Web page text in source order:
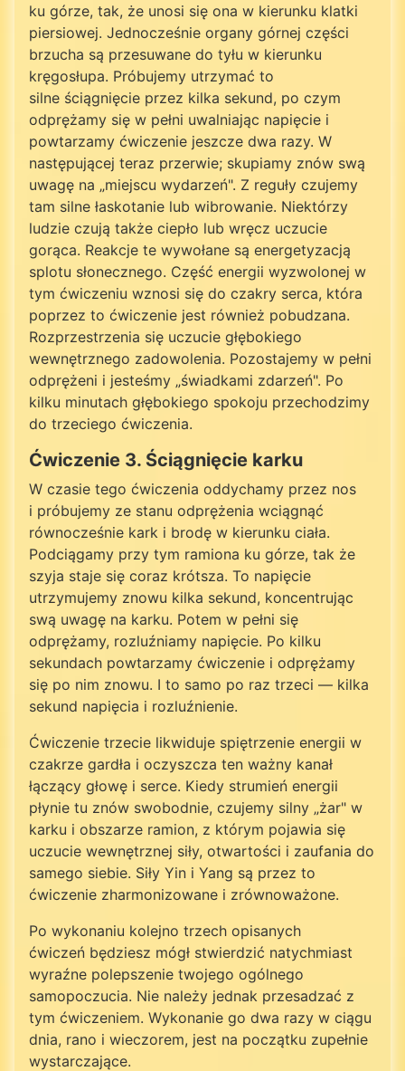
ku górze, tak, że unosi się ona w kierunku klatki
piersiowej. Jednocześnie organy górnej części
brzucha są przesuwane do tyłu w kierunku
kręgosłupa. Próbujemy utrzymać to
silne ściągnięcie przez kilka sekund, po czym
odprężamy się w pełni uwalniając napięcie i
powtarzamy ćwiczenie jeszcze dwa razy. W
następującej teraz przerwie; skupiamy znów swą
uwagę na „miejscu wydarzeń". Z reguły czujemy
tam silne łaskotanie lub wibrowanie. Niektórzy
ludzie czują także ciepło lub wręcz uczucie
gorąca. Reakcje te wywołane są energetyzacją
splotu słonecznego. Część energii wyzwolonej w
tym ćwiczeniu wznosi się do czakry serca, która
poprzez to ćwiczenie jest również pobudzana.
Rozprzestrzenia się uczucie głębokiego
wewnętrznego zadowolenia. Pozostajemy w pełni
odprężeni i jesteśmy „świadkami zdarzeń". Po
kilku minutach głębokiego spokoju przechodzimy
do trzeciego ćwiczenia.
Ćwiczenie 3. Ściągnięcie karku
W czasie tego ćwiczenia oddychamy przez nos
i próbujemy ze stanu odprężenia wciągnąć
równocześnie kark i brodę w kierunku ciała.
Podciągamy przy tym ramiona ku górze, tak że
szyja staje się coraz krótsza. To napięcie
utrzymujemy znowu kilka sekund, koncentrując
swą uwagę na karku. Potem w pełni się
odprężamy, rozluźniamy napięcie. Po kilku
sekundach powtarzamy ćwiczenie i odprężamy
się po nim znowu. I to samo po raz trzeci — kilka
sekund napięcia i rozluźnienie.
Ćwiczenie trzecie likwiduje spiętrzenie energii w
czakrze gardła i oczyszcza ten ważny kanał
łączący głowę i serce. Kiedy strumień energii
płynie tu znów swobodnie, czujemy silny „żar" w
karku i obszarze ramion, z którym pojawia się
uczucie wewnętrznej siły, otwartości i zaufania do
samego siebie. Siły Yin i Yang są przez to
ćwiczenie zharmonizowane i zrównoważone.
Po wykonaniu kolejno trzech opisanych
ćwiczeń będziesz mógł stwierdzić natychmiast
wyraźne polepszenie twojego ogólnego
samopoczucia. Nie należy jednak przesadzać z
tym ćwiczeniem. Wykonanie go dwa razy w ciągu
dnia, rano i wieczorem, jest na początku zupełnie
wystarczające.